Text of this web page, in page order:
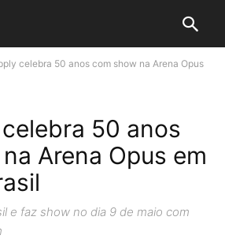
celebra 50 anos com show na Arena Opus
50 anos
Arena Opus em
e faz show no dia 9 de maio com